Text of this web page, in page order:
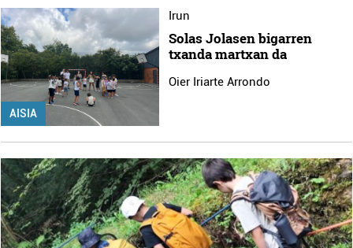
AISIA
Irun
Solas Jolasen bigarren
txanda martxan da
Oier Iriarte Arrondo